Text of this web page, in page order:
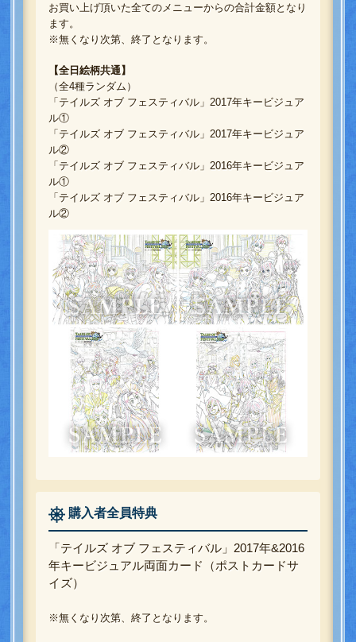
お買い上げ頂いた全てのメニューからの合計金額となり
ます。
※無くなり次第、終了となります。
【全日絵柄共通】
（全4種ランダム）
「テイルズ オブ フェスティバル」2017年キービジュア
ル①
「テイルズ オブ フェスティバル」2017年キービジュア
ル②
「テイルズ オブ フェスティバル」2016年キービジュア
ル①
「テイルズ オブ フェスティバル」2016年キービジュア
ル②
購入者全員特典
「テイルズ オブ フェスティバル」2017年&2016
年キービジュアル両面カード（ポストカードサ
イズ）
※無くなり次第、終了となります。